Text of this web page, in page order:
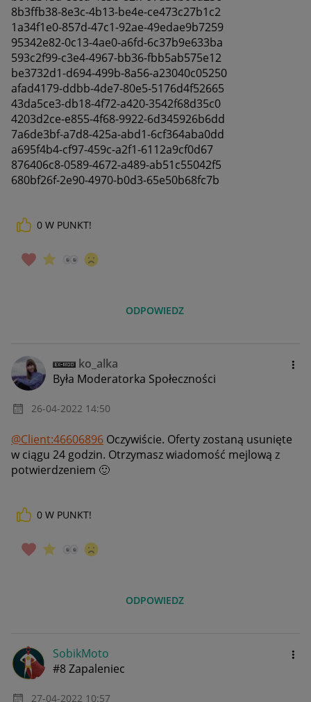
8b3ffb38-8e3c-4b13-be4e-ce473c27b1c2
1a34f1e0-857d-47c1-92ae-49edae9b7259
95342e82-0c13-4ae0-a6fd-6c37b9e633ba
593c2f99-c3e4-4967-bb36-fbb5ab575e12
be3732d1-d694-499b-8a56-a23040c05250
afad4179-ddbb-4de7-80e5-5176d4f52665
43da5ce3-db18-4f72-a420-3542f68d35c0
4203d2ce-e855-4f68-9922-6d345926b6dd
7a6de3bf-a7d8-425a-abd1-6cf364aba0dd
a695f4b4-cf97-459c-a2f1-6112a9cf0d67
876406c8-0589-4672-a489-ab51c55042f5
680bf26f-2e90-4970-b0d3-65e50b68fc7b
0 W PUNKT!
ODPOWIEDZ
ko_alka
Była Moderatorka Społeczności
‎26-04-2022 14:50
@Client:46606896 Oczywiście. Oferty zostaną usunięte
w ciągu 24 godzin. Otrzymasz wiadomość mejlową z
potwierdzeniem 🙂
0 W PUNKT!
ODPOWIEDZ
SobikMoto
#8 Zapaleniec
‎27-04-2022 10:57